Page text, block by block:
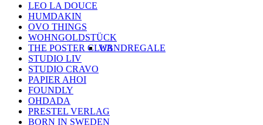
WANDREGALE
LEO LA DOUCE
HUMDAKIN
OVO THINGS
WOHNGOLDSTÜCK
THE POSTER CLUB
STUDIO LIV
STUDIO CRAVO
PAPIER AHOI
FOUNDLY
OHDADA
PRESTEL VERLAG
BORN IN SWEDEN